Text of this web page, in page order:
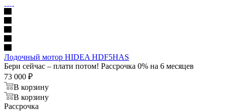
Лодочный мотор HIDEA HDF5HAS
Бери сейчас – плати потом! Рассрочка 0% на 6 месяцев
73 000 ₽
В корзину
В корзину
Рассрочка